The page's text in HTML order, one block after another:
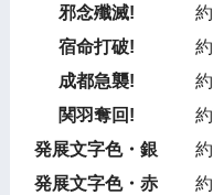
邪念殲滅!
宿命打破!
成都急襲!
関羽奪回!
発展文字色・銀
発展文字色・赤